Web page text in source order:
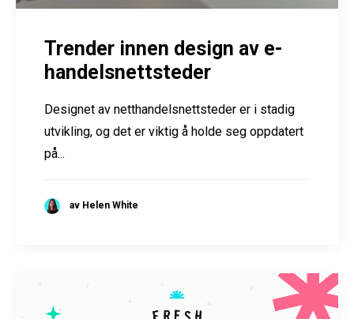
Trender innen design av e-
handelsnettsteder
Designet av netthandelsnettsteder er i stadig
utvikling, og det er viktig å holde seg oppdatert
på...
av Helen White